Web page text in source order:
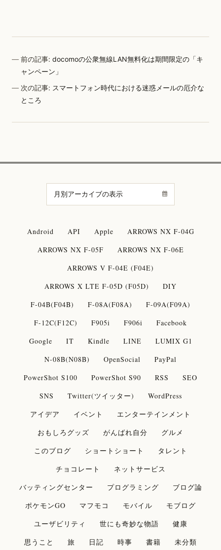
前の記事:docomoの公衆無線LAN無料化は期間限定の「キ
ャンペーン」
次の記事: スマートフォン時代における迷惑メールの厄介な
ところ
Android API Apple
ARROWS NX F-04G
ARROWS NX F-05F
ARROWS NX F-06E
ARROWS V F-04E (F04E)
ARROWS X LTE F-05D (F05D)
DIY
F-04B(F04B)
F-08A(F08A)
F-09A(F09A)
F-12C(F12C)
F905i F906i
Facebook
Google
IT Kindle LINE
LUMIX G1
N-08B(N08B)
OpenSocial
PayPal
PowerShot S100
PowerShot S90 RSS
SEO
SNS
Twitter(ツイッター)
WordPress
アイデア
イベント
エンターテインメント
おもしろグッズ
がんばれ自分
グルメ
このブログ
ショートショート
タレント
チョコレート
ネットサービス
バッティングセンター
プログラミング
ブログ論
ポケモンGO
マフモコ モバイル
モブログ
ユーザビリティ
世にも奇妙な物語
健康
思うこと
旅 日記 時事 書籍 未分類